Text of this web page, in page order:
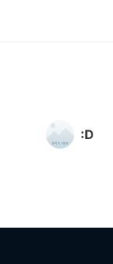
:D